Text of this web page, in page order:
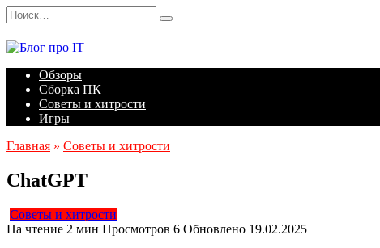
Перейти
к
содержанию
Search
for:
Обзоры
Сборка ПК
Советы и хитрости
Игры
Главная » Советы и хитрости
ChatGPT
Советы и хитрости
На чтение 2 мин Просмотров 6 Обновлено 19.02.2025